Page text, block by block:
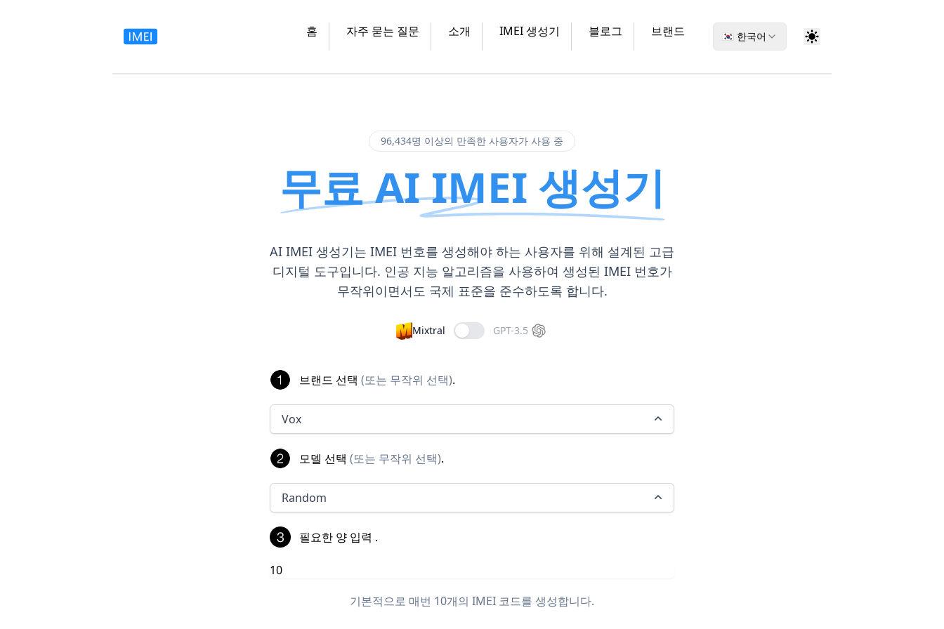
홈 자주 묻는 질문 소개 IMEI 생성기 블로그 브랜드 🇰🇷 한국어
96,434명 이상의 만족한 사용자가 사용 중
무료 AI IMEI 생성기
AI IMEI 생성기는 IMEI 번호를 생성해야 하는 사용자를 위해 설계된 고급
디지털 도구입니다. 인공 지능 알고리즘을 사용하여 생성된 IMEI 번호가
무작위이면서도 국제 표준을 준수하도록 합니다.
Mixtral GPT-3.5
브랜드 선택 (또는 무작위 선택).
Vox
모델 선택 (또는 무작위 선택).
Random
필요한 양 입력 .
기본적으로 매번 10개의 IMEI 코드를 생성합니다.